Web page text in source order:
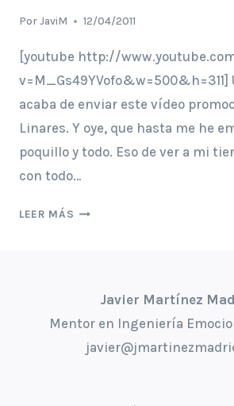
Por JaviM 12/04/2011
[youtube http://
v=M_Gs49YVofo&w=500&h=311]
acaba de enviar este vídeo
Linares. Y oye, que hasta me he
poquillo y todo. Eso de ver a mi
con todo…
LEER MÁS LINARES
Javier Martínez
Mentor en Ingeniería